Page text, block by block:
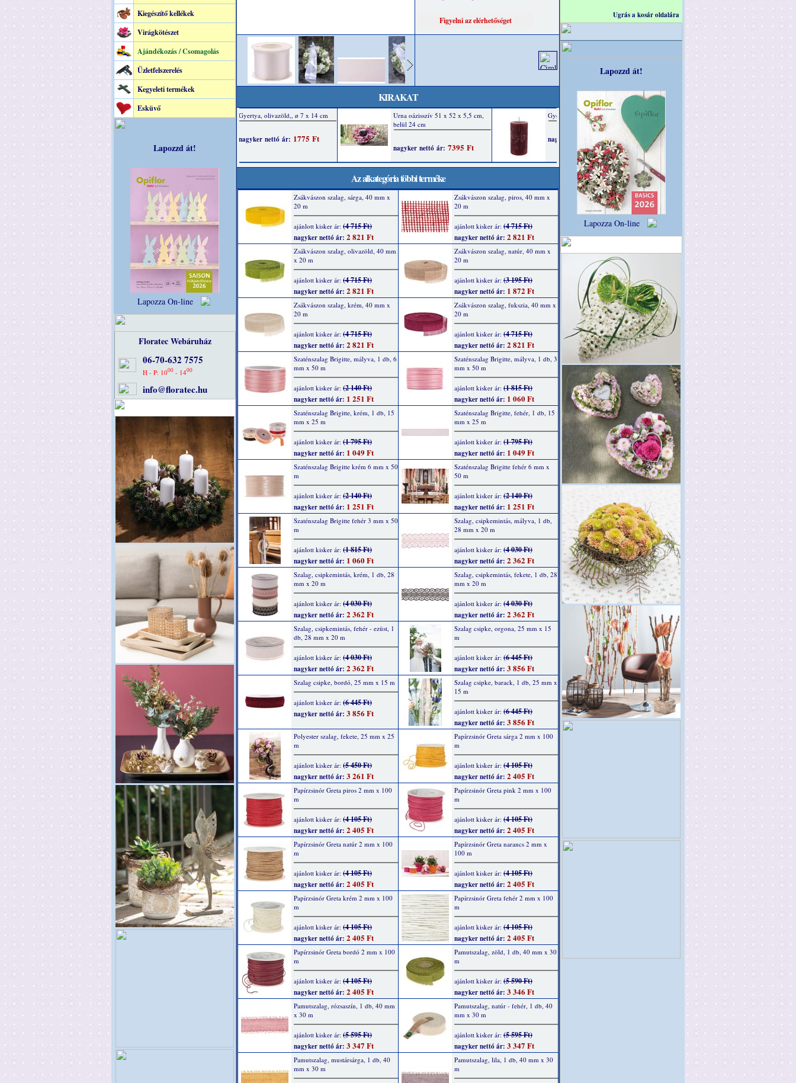
Kiegészítő kellékek
Virágkötészet
Ajándékozás / Csomagolás
Üzletfelszerelés
Kegyeleti termékek
Esküvő
Lapozzd át!
Lapozza On-line
Floratec Webáruház
06-70-632 7575
H - P: 1000- 1400
info@floratec.hu
KIRAKAT
Az alkategória többi terméke
Zsákvászon szalag, sárga, 40 mm x
20 m
ajánlott kisker ár: (4 715 Ft)
nagyker nettó ár: 2 821 Ft
Zsákvászon szalag, piros, 40 mm x
20 m
ajánlott kisker ár: (4 715 Ft)
nagyker nettó ár: 2 821 Ft
Zsákvászon szalag, olivazöld, 40 mm
x 20 m
ajánlott kisker ár: (4 715 Ft)
nagyker nettó ár: 2 821 Ft
Zsákvászon szalag, natúr, 40 mm x
20 m
ajánlott kisker ár: (3 195 Ft)
nagyker nettó ár: 1 872 Ft
Zsákvászon szalag, krém, 40 mm x
20 m
ajánlott kisker ár: (4 715 Ft)
nagyker nettó ár: 2 821 Ft
Zsákvászon szalag, fukszia, 40 mm x
20 m
ajánlott kisker ár: (4 715 Ft)
nagyker nettó ár: 2 821 Ft
Szaténszalag Brigitte, mályva, 1 db, 6
mm x 50 m
ajánlott kisker ár: (2 140 Ft)
nagyker nettó ár: 1 251 Ft
Szaténszalag Brigitte, mályva, 1 db, 3
mm x 50 m
ajánlott kisker ár: (1 815 Ft)
nagyker nettó ár: 1 060 Ft
Szaténszalag Brigitte, krém, 1 db, 15
mm x 25 m
ajánlott kisker ár: (1 795 Ft)
nagyker nettó ár: 1 049 Ft
Szaténszalag Brigitte, fehér, 1 db, 15
mm x 25 m
ajánlott kisker ár: (1 795 Ft)
nagyker nettó ár: 1 049 Ft
Szaténszalag Brigitte krém 6 mm x 50
m
ajánlott kisker ár: (2 140 Ft)
nagyker nettó ár: 1 251 Ft
Szaténszalag Brigitte fehér 6 mm x
50 m
ajánlott kisker ár: (2 140 Ft)
nagyker nettó ár: 1 251 Ft
Szaténszalag Brigitte fehér 3 mm x 50
m
ajánlott kisker ár: (1 815 Ft)
nagyker nettó ár: 1 060 Ft
Szalag, csipkemintás, mályva, 1 db,
28 mm x 20 m
ajánlott kisker ár: (4 030 Ft)
nagyker nettó ár: 2 362 Ft
Szalag, csipkemintás, krém, 1 db, 28
mm x 20 m
ajánlott kisker ár: (4 030 Ft)
nagyker nettó ár: 2 362 Ft
Szalag, csipkemintás, fekete, 1 db, 28
mm x 20 m
ajánlott kisker ár: (4 030 Ft)
nagyker nettó ár: 2 362 Ft
Szalag, csipkemintás, fehér - ezüst, 1
db, 28 mm x 20 m
ajánlott kisker ár: (4 030 Ft)
nagyker nettó ár: 2 362 Ft
Szalag csipke, orgona, 25 mm x 15
m
ajánlott kisker ár: (6 445 Ft)
nagyker nettó ár: 3 856 Ft
Szalag csipke, bordó, 25 mm x 15 m
ajánlott kisker ár: (6 445 Ft)
nagyker nettó ár: 3 856 Ft
Szalag csipke, barack, 1 db, 25 mm x
15 m
ajánlott kisker ár: (6 445 Ft)
nagyker nettó ár: 3 856 Ft
Polyester szalag, fekete, 25 mm x 25
m
ajánlott kisker ár: (5 450 Ft)
nagyker nettó ár: 3 261 Ft
Papírzsinór Greta sárga 2 mm x 100
m
ajánlott kisker ár: (4 105 Ft)
nagyker nettó ár: 2 405 Ft
Papírzsinór Greta piros 2 mm x 100
m
ajánlott kisker ár: (4 105 Ft)
nagyker nettó ár: 2 405 Ft
Papírzsinór Greta pink 2 mm x 100
m
ajánlott kisker ár: (4 105 Ft)
nagyker nettó ár: 2 405 Ft
Papírzsinór Greta natúr 2 mm x 100
m
ajánlott kisker ár: (4 105 Ft)
nagyker nettó ár: 2 405 Ft
Papírzsinór Greta narancs 2 mm x
100 m
ajánlott kisker ár: (4 105 Ft)
nagyker nettó ár: 2 405 Ft
Papírzsinór Greta krém 2 mm x 100
m
ajánlott kisker ár: (4 105 Ft)
nagyker nettó ár: 2 405 Ft
Papírzsinór Greta fehér 2 mm x 100
m
ajánlott kisker ár: (4 105 Ft)
nagyker nettó ár: 2 405 Ft
Papírzsinór Greta bordó 2 mm x 100
m
ajánlott kisker ár: (4 105 Ft)
nagyker nettó ár: 2 405 Ft
Pamutszalag, zöld, 1 db, 40 mm x 30
m
ajánlott kisker ár: (5 590 Ft)
nagyker nettó ár: 3 346 Ft
Pamutszalag, rózsaszín, 1 db, 40 mm
x 30 m
ajánlott kisker ár: (5 595 Ft)
nagyker nettó ár: 3 347 Ft
Pamutszalag, natúr - fehér, 1 db, 40
mm x 30 m
ajánlott kisker ár: (5 595 Ft)
nagyker nettó ár: 3 347 Ft
Pamutszalag, mustársárga, 1 db, 40
mm x 30 m
Pamutszalag, lila, 1 db, 40 mm x 30
m
Ugrás a kosár oldalára
Lapozzd át!
Lapozza On-line